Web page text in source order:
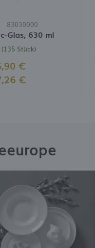
83030000
Glas, 630 ml
Stück)
€
€